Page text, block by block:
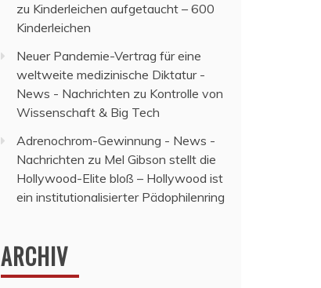
zu Kinderleichen aufgetaucht – 600
Kinderleichen
Neuer Pandemie-Vertrag für eine
weltweite medizinische Diktatur -
News - Nachrichten zu Kontrolle von
Wissenschaft & Big Tech
Adrenochrom-Gewinnung - News -
Nachrichten zu Mel Gibson stellt die
Hollywood-Elite bloß – Hollywood ist
ein institutionalisierter Pädophilenring
ARCHIV